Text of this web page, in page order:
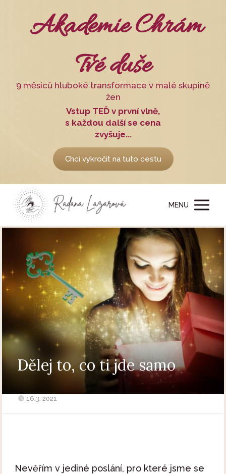
Akademie Chrám
Tvé duše
9 měsíců hluboké transformace v malé skupině
žen
Vstup TEĎ v první vlně,
s každou další se cena
zvyšuje...
Chci vykročit na tuto cestu
MENU
Dělej to, co ti jde samo
16.3. 2021
Nevěřím v jediné poslání, pro které jsme se